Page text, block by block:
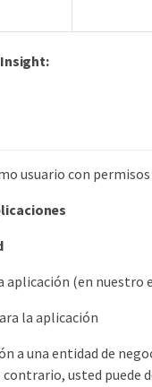
usuario con
(en nuestro
la aplicación
a una entidad de
contrario, usted puede